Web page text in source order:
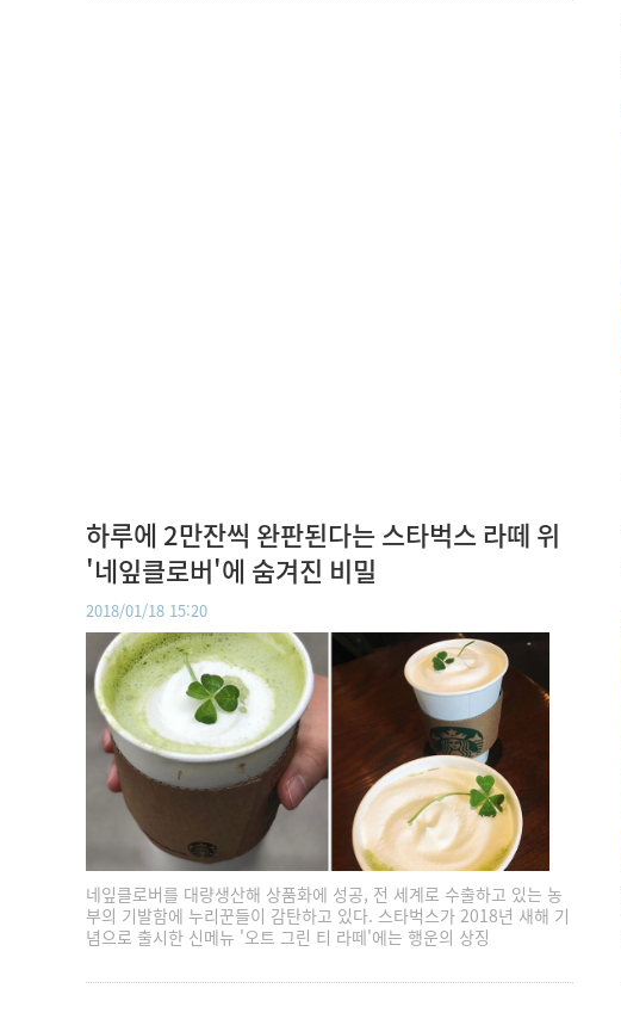
하루에 2만잔씩 완판된다는 스타벅스 라떼 위
'네잎클로버'에 숨겨진 비밀
2018/01/18 15:20
네잎클로버를 대량생산해 상품화에 성공, 전 세계로 수출하고 있는 농
부의 기발함에 누리꾼들이 감탄하고 있다. 스타벅스가 2018년 새해 기
념으로 출시한 신메뉴 '오트 그린 티 라떼'에는 행운의 상징